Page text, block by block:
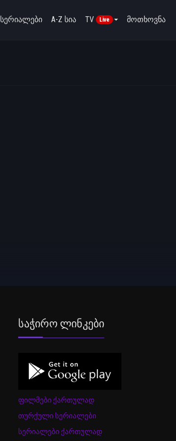
სერიალები A-Z სია TV Live მოთხოვნა
Საჭირო Ლინკები
ფილმები ქართულად
თურქული სერიალები
სერიალები ქართულად